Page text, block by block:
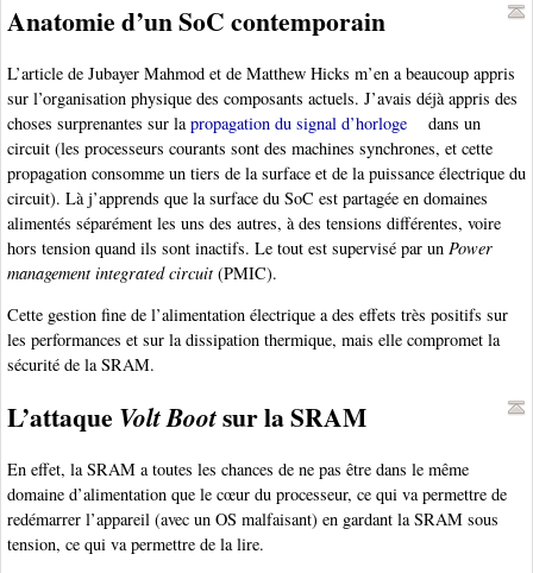
Anatomie d’un SoC contemporain
L’article de Jubayer Mahmod et de Matthew Hicks m’en a beaucoup appris
sur l’organisation physique des composants actuels. J’avais déjà appris des
choses surprenantes sur lapropagation du signal d’horloge
dans un
circuit (les processeurs courants sont des machines synchrones, et cette
propagation consomme un tiers de la surface et de la puissance électrique du
circuit). Là j’apprends que la surface du SoC est partagée en domaines
alimentés séparément les uns des autres, à des tensions différentes, voire
hors tension quand ils sont inactifs. Le tout est supervisé par un Power
management integrated circuit(PMIC).
Cette gestion fine de l’alimentation électrique a des effets très positifs sur
les performances et sur la dissipation thermique, mais elle compromet la
sécurité de la SRAM.
L’attaque Volt Bootsur la SRAM
En effet, la SRAM a toutes les chances de ne pas être dans le même
domaine d’alimentation que le cœur du processeur, ce qui va permettre de
redémarrer l’appareil (avec un OS malfaisant) en gardant la SRAM sous
tension, ce qui va permettre de la lire.